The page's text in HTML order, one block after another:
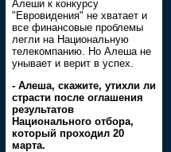
Алеши к конкурсу
"Евровидения" не хватает и
все финансовые проблемы
легли на Национальную
телекомпанию. Но Алеша не
унывает и верит в успех.
- Алеша, скажите, утихли ли
страсти после оглашения
результатов
Национального отбора,
который проходил 20
марта.